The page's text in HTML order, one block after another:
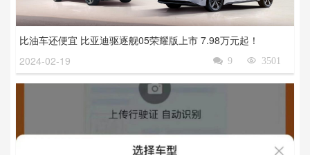
比油车还便宜 比亚迪驱逐舰05荣耀版上市 7.98万元起！
2024-02-19
3501

9
